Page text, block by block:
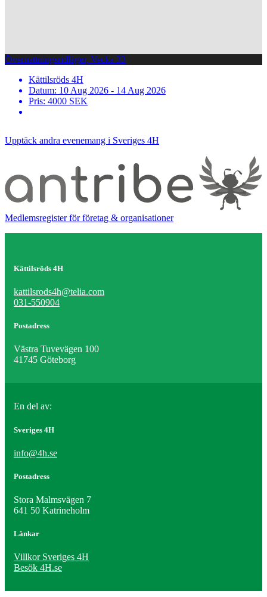
Övernattningsridläger, Vecka 33
Kättilsröds 4H
Datum: 10 Aug 2026 - 14 Aug 2026
Pris: 4000 SEK
Upptäck andra evenemang i Sveriges 4H
Medlemsregister för företag & organisationer
Kättilsröds 4H
kattilsrods4h@telia.com
031-550904
Postadress
Västra Tuvevägen 100
41745 Göteborg
En del av:
Sveriges 4H
info@4h.se
Postadress
Stora Malmsvägen 7
641 50 Katrineholm
Länkar
Villkor Sveriges 4H
Besök 4H.se